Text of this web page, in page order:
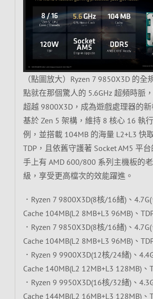
（點圖放大）Ryzen 7 9850X3D 的全
點就在那個驚人的 5.6GHz 超頻時脈
超越 9800X3D，成為遊戲處理器的
基於 Zen 5 架構，維持 8 核心 16 執
例，並搭載 104MB 的海量 L2+L3 快
TDP，且依舊守護著 Socket AM5 平
手上有 AMD 600/800 系列主機板的
級，享受更高檔次的效能躍進。
．Ryzen 7 9800X3D(8核/16緒)、
Cache 104MB(L2 8MB+L3 96MB)、
．Ryzen 7 9850X3D(8核/16緒)、
Cache 104MB(L2 8MB+L3 96MB)、
．Ryzen 9 9900X3D(12核/24緒)、
Cache 140MB(L2 12MB+L3 128MB)、
．Ryzen 9 9950X3D(16核/32緒)、
Cache 144MB(L2 16MB+L3 128MB)、